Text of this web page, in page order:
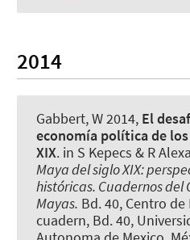
2014
Gabbert, W2014, El
economía política de
XIX. in S Kepecs & R
Maya del siglo XIX:
históricas. Cuadernos del
Mayas. Bd. 40, Centro
cuadern, Bd. 40,